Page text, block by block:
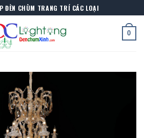
ĐÈN CHÙM TRANG TRÍ CÁC LOẠI
0